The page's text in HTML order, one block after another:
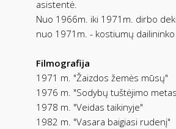
asistentė.
Nuo 1966m. iki 1971m. dirbo
nuo 1971m. - kostiumų
Filmografija
1971 m. "Žaizdos žemės mūsų"
1976 m. "Sodybų tuštėjimo
1978 m. "Veidas taikinyje"
1982 m. "Vasara baigiasi rudenį"